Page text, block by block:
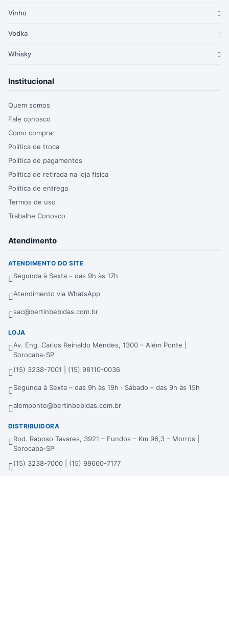
Vinho
Vodka
Whisky
Institucional
Quem somos
Fale conosco
Como comprar
Política de troca
Política de pagamentos
Política de retirada na loja física
Política de entrega
Termos de uso
Trabalhe Conosco
Atendimento
ATENDIMENTO DO SITE
Segunda à Sexta – das 9h às 17h
Atendimento via WhatsApp
sac@bertinbebidas.com.br
LOJA
Av. Eng. Carlos Reinaldo Mendes, 1300 – Além Ponte |
Sorocaba-SP
(15) 3238-7001 | (15) 98110-0036
Segunda à Sexta – das 9h às 19h · Sábado – das 9h às 15h
alemponte@bertinbebidas.com.br
DISTRIBUIDORA
Rod. Raposo Tavares, 3921 – Fundos – Km 96,3 – Morros |
Sorocaba-SP
(15) 3238-7000 | (15) 99660-7177